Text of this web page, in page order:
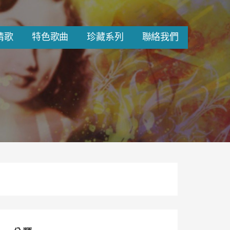
歌 特色歌曲 珍藏系列 聯絡我們